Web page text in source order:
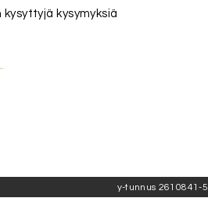
kysyttyjä kysymyksiä
y-tunnus 2610841-5